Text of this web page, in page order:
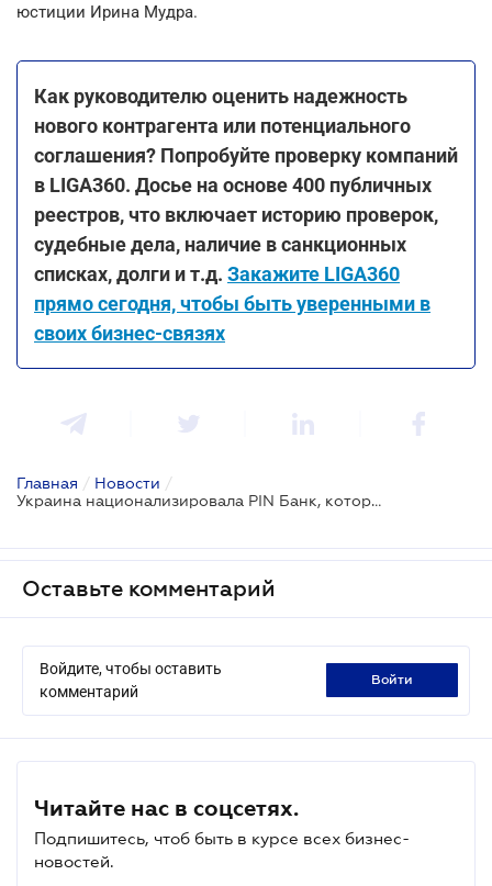
юстиции Ирина Мудра.
Как руководителю оценить надежность
нового контрагента или потенциального
соглашения? Попробуйте проверку компаний
в LIGA360. Досье на основе 400 публичных
реестров, что включает историю проверок,
судебные дела, наличие в санкционных
списках, долги и т.д. Закажите LIGA360
прямо сегодня, чтобы быть уверенными в
своих бизнес-связях
Главная / Новости /
Украина национализировала PIN Банк, который раньше принадлежал президенту московского ЦСКА
Оставьте комментарий
Войдите, чтобы оставить
комментарий
войти
Читайте нас в соцсетях.
Подпишитесь, чтоб быть в курсе всех бизнес-
новостей.